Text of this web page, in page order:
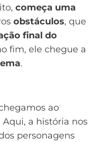
começa uma
obstáculos, que
final do
fim, ele chegue a
.
ao
Aqui, a história nos
personagens